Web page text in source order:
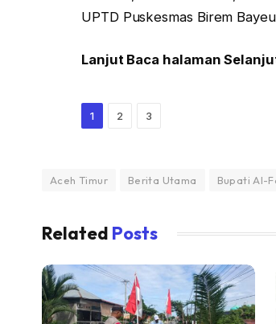
UPTD Puskesmas Birem
Lanjut Baca halaman
1 2 3
Aceh Timur Berita Utama Bupati Al-
Related Posts